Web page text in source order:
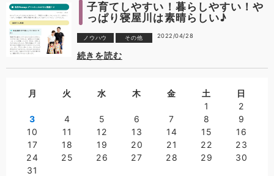
子育てしやすい！暮らしやすい！や
っぱり寝屋川は素晴らしい♪
ノウハウ その他 2022/04/28
続きを読む
月 火 水 木 金 土
日
1
2
3
4 5 6 7 8
9
10
11 12 13 14 15
16
17
18 19 20 21 22
23
24
25 26 27 28 29
30
31